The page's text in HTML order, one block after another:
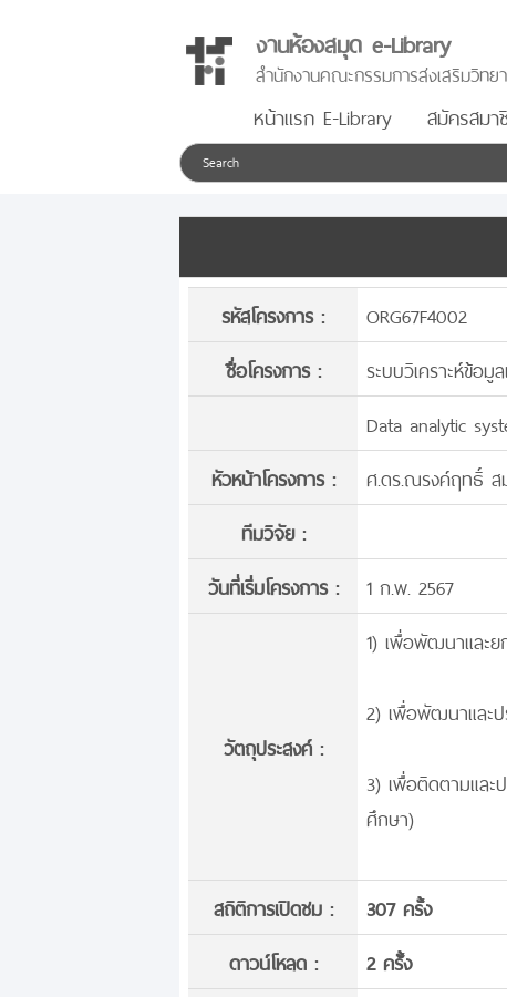
งานห้องสมุด e-Library
สำนักงานคณะกรรมการส่งเสริมวิท
หน้าแรก E-Library สมัครสมา
รหัสโครงการ :
ORG67F4002
ชื่อโครงการ :
ระบบวิเคราะห์ข้อ
Data analytic
หัวหน้าโครงการ :
ศ.ดร.ณรงค์ฤทธิ์
ทีมวิจัย :
วันที่เริ่มโครงการ :
1 ก.พ. 2567
วัตถุประสงค์ :
1) เพื่อพัฒนาและ
2) เพื่อพัฒนาและป
3) เพื่อติดตามและ
ศึกษา)
สถิติการเปิดชม :
307 ครั้ง
ดาวน์โหลด :
2 ครั้้ง